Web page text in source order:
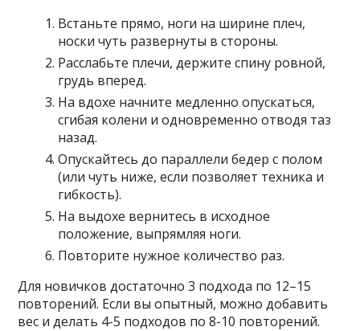
Встаньте прямо, ноги на ширине плеч,
носки чуть развернуты в стороны.
Расслабьте плечи, держите спину ровной,
грудь вперед.
На вдохе начните медленно опускаться,
сгибая колени и одновременно отводя таз
назад.
Опускайтесь до параллели бедер с полом
(или чуть ниже, если позволяет техника и
гибкость).
На выдохе вернитесь в исходное
положение, выпрямляя ноги.
Повторите нужное количество раз.
Для новичков достаточно 3 подхода по 12–15
повторений. Если вы опытный, можно добавить
вес и делать 4-5 подходов по 8-10 повторений.